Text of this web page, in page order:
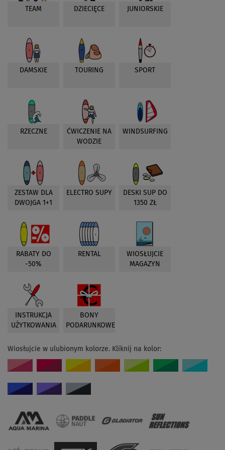
TEAM DZIECIĘCE JUNIORSKIE
DAMSKIE TOURING SPORT
RZECZNE
ĆWICZENIE NA
WODZIE
WINDSURFING
ZESTAW DLA
DWOJGA 1+1
ELECTRO SUPY
DESKI SUP DO
1350 ZŁ
RABATY DO
-50%
RENTAL
WIOSŁUJCIE
MAGAZYN
INSTRUKCJA
UŻYTKOWANIA
BONY
PODARUNKOWE
Wiosłujcie w ulubionym kolorze. Kliknij na kolor: